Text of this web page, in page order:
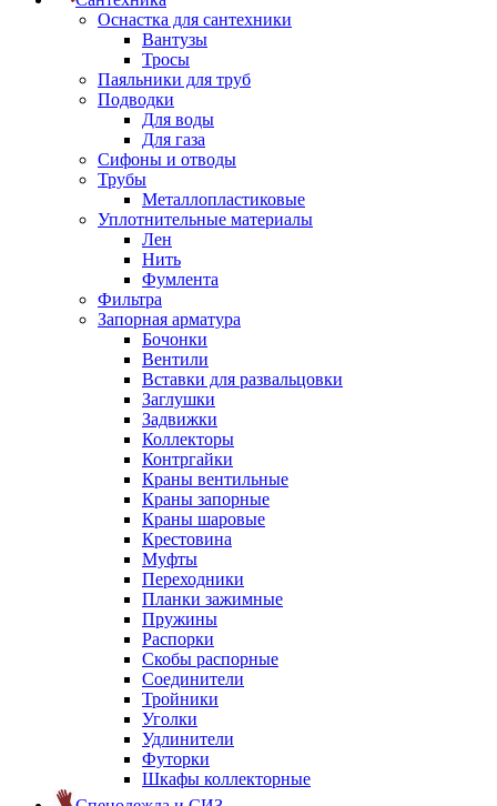
Оснастка для сантехники
Вантузы
Тросы
Паяльники для труб
Подводки
Для воды
Для газа
Сифоны и отводы
Трубы
Металлопластиковые
Уплотнительные материалы
Лен
Нить
Фумлента
Фильтра
Запорная арматура
Бочонки
Вентили
Вставки для развальцовки
Заглушки
Задвижки
Коллекторы
Контргайки
Краны вентильные
Краны запорные
Краны шаровые
Крестовина
Муфты
Переходники
Планки зажимные
Пружины
Распорки
Скобы распорные
Соединители
Тройники
Уголки
Удлинители
Футорки
Шкафы коллекторные